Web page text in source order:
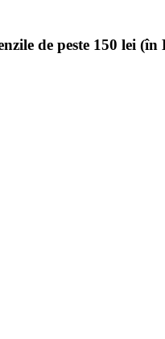
de peste 150 lei